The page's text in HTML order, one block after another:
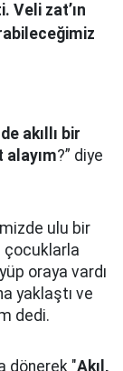
Veli zat’ın
akıllı bir
alayım?” diye
ulu bir
çocuklarla
oraya vardı
yaklaştı ve
dedi.
dönerek "Akıl,